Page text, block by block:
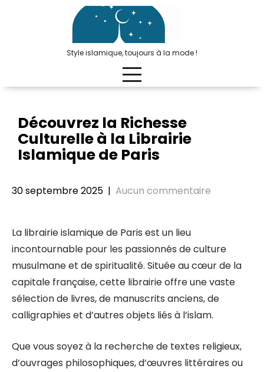
Style islamique, toujours à la mode !
Découvrez la Richesse
Culturelle à la Librairie
Islamique de Paris
30 septembre 2025 | Aucun commentaire
La librairie islamique de Paris est un lieu
incontournable pour les passionnés de culture
musulmane et de spiritualité. Située au cœur de la
capitale française, cette librairie offre une vaste
sélection de livres, de manuscrits anciens, de
calligraphies et d’autres objets liés à l’islam.
Que vous soyez à la recherche de textes religieux,
d’ouvrages philosophiques, d’œuvres littéraires ou